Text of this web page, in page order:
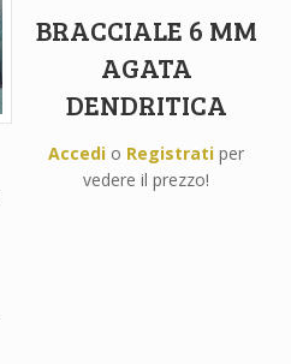
BRACCIALE 6 MM
AGATA
DENDRITICA
Accedi o Registrati per
vedere il prezzo!